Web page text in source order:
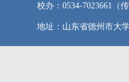
校办：0534-7023661（
地址：山东省德州市大